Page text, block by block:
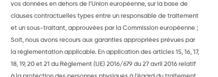
vos données en dehors de l’Union européenne, sur la base de
clauses contractuelles types entre un responsable de traitement
et un sous-traitant, approuvées par la Commission européenne ;
Soit, nous avons recours aux garanties appropriées prévues par
la réglementation applicable. En application des articles 15, 16, 17,
18, 19, 20 et 21 du Règlement (UE) 2016/679 du 27 avril 2016 relatif